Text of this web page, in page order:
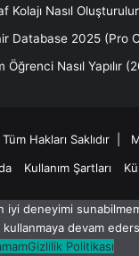
Kolajı Nasıl
Database 2025 (Pro
Nasıl Yapılır
Hakları Saklıdır |
Kullanım Şartları
iyi deneyimi
kullanmaya devam
Gizlilik Politikası